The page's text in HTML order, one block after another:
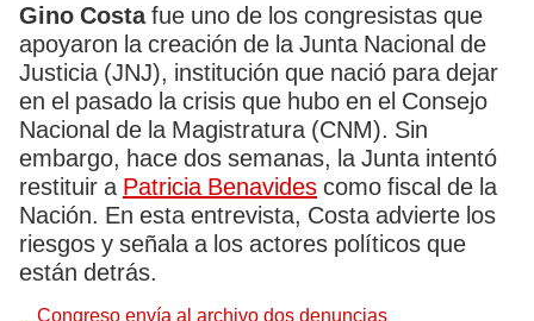
Gino Costafue uno de los congresistas que
apoyaron la creación de la Junta Nacional de
Justicia (JNJ), institución que nació para dejar
en el pasado la crisis que hubo en el Consejo
Nacional de la Magistratura (CNM). Sin
embargo, hace dos semanas, la Junta intentó
restituir a Patricia Benavides como fiscal de la
Nación. En esta entrevista, Costa advierte los
riesgos y señala a los actores políticos que
están detrás.
Congreso envía al archivo dos denuncias